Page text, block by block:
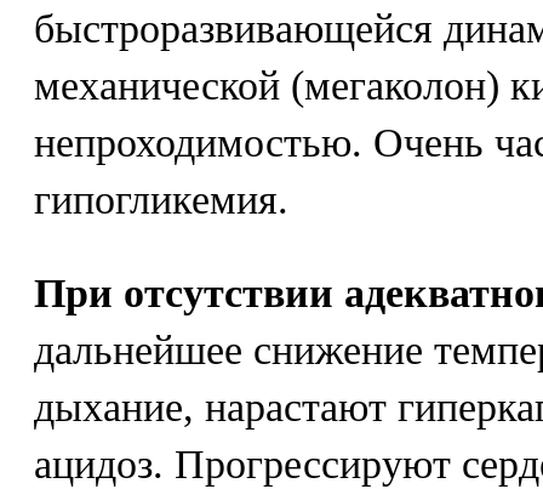
быстроразвивающейся
механической (мегаколон)
непроходимостью. Очень
гипогликемия.
При отсутствии
дальнейшее снижение
дыхание, нарастают
ацидоз. Прогрессируют